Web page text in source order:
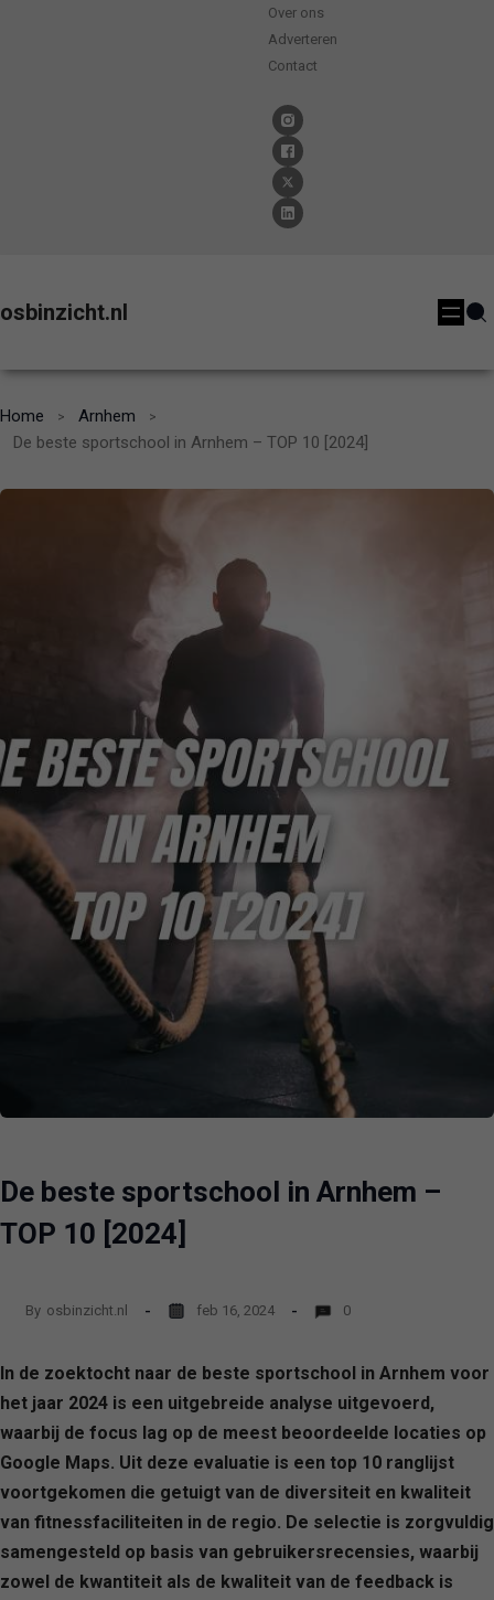
Over ons
Adverteren
Contact
osbinzicht.nl
Home
Arnhem
De beste sportschool in Arnhem – TOP 10 [2024]
De beste sportschool in Arnhem –
TOP 10 [2024]
By osbinzicht.nl feb 16, 2024 0
In de zoektocht naar de beste sportschool in Arnhem voor
het jaar 2024 is een uitgebreide analyse uitgevoerd,
waarbij de focus lag op de meest beoordeelde locaties op
Google Maps. Uit deze evaluatie is een top 10 ranglijst
voortgekomen die getuigt van de diversiteit en kwaliteit
van fitnessfaciliteiten in de regio. De selectie is zorgvuldig
samengesteld op basis van gebruikersrecensies, waarbij
zowel de kwantiteit als de kwaliteit van de feedback is